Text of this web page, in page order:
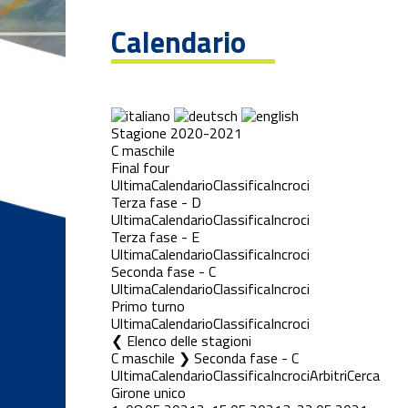
Calendario
Stagione 2020-2021
C maschile
Final four
UltimaCalendarioClassificaIncroci
Terza fase - D
UltimaCalendarioClassificaIncroci
Terza fase - E
UltimaCalendarioClassificaIncroci
Seconda fase - C
UltimaCalendarioClassificaIncroci
Primo turno
UltimaCalendarioClassificaIncroci
Elenco delle stagioni
C maschile ❯ Seconda fase - C
UltimaCalendarioClassificaIncrociArbitriCerca
Girone unico